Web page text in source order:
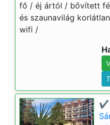
fő / éj ártól / bővített
és szaunavilág
wifi /
✔️